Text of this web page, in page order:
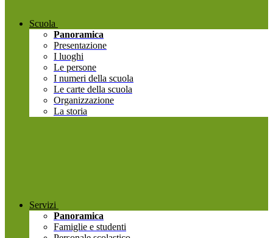
Scuola
Panoramica
Presentazione
I luoghi
Le persone
I numeri della scuola
Le carte della scuola
Organizzazione
La storia
Servizi
Panoramica
Famiglie e studenti